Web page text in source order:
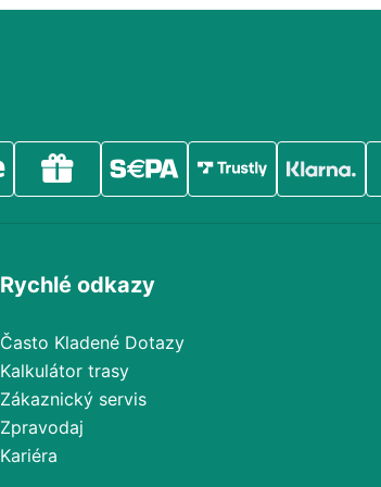
Rychlé odkazy
Často Kladené Dotazy
Kalkulátor trasy
Zákaznický servis
Zpravodaj
Kariéra